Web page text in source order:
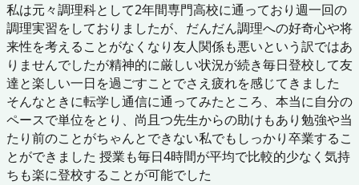
私は元々調理科として2年間専門高校に通っており週一回の
調理実習をしておりましたが、だんだん調理への好奇心や将
来性を考えることがなくなり友人関係も悪いという訳ではあ
りませんでしたが精神的に厳しい状況が続き毎日登校して友
達と楽しい一日を過ごすことでさえ疲れを感じてきました
そんなときに転学し通信に通ってみたところ、本当に自分の
ペースで単位をとり、尚且つ先生からの助けもあり勉強や当
たり前のことがちゃんとできない私でもしっかり卒業するこ
とができました 授業も毎日4時間が平均で比較的少なく気持
ちも楽に登校することが可能でした